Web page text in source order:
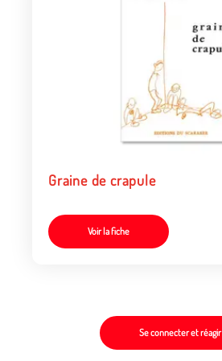
Graine de crapule
Voir la fiche
Se connecter et réagir